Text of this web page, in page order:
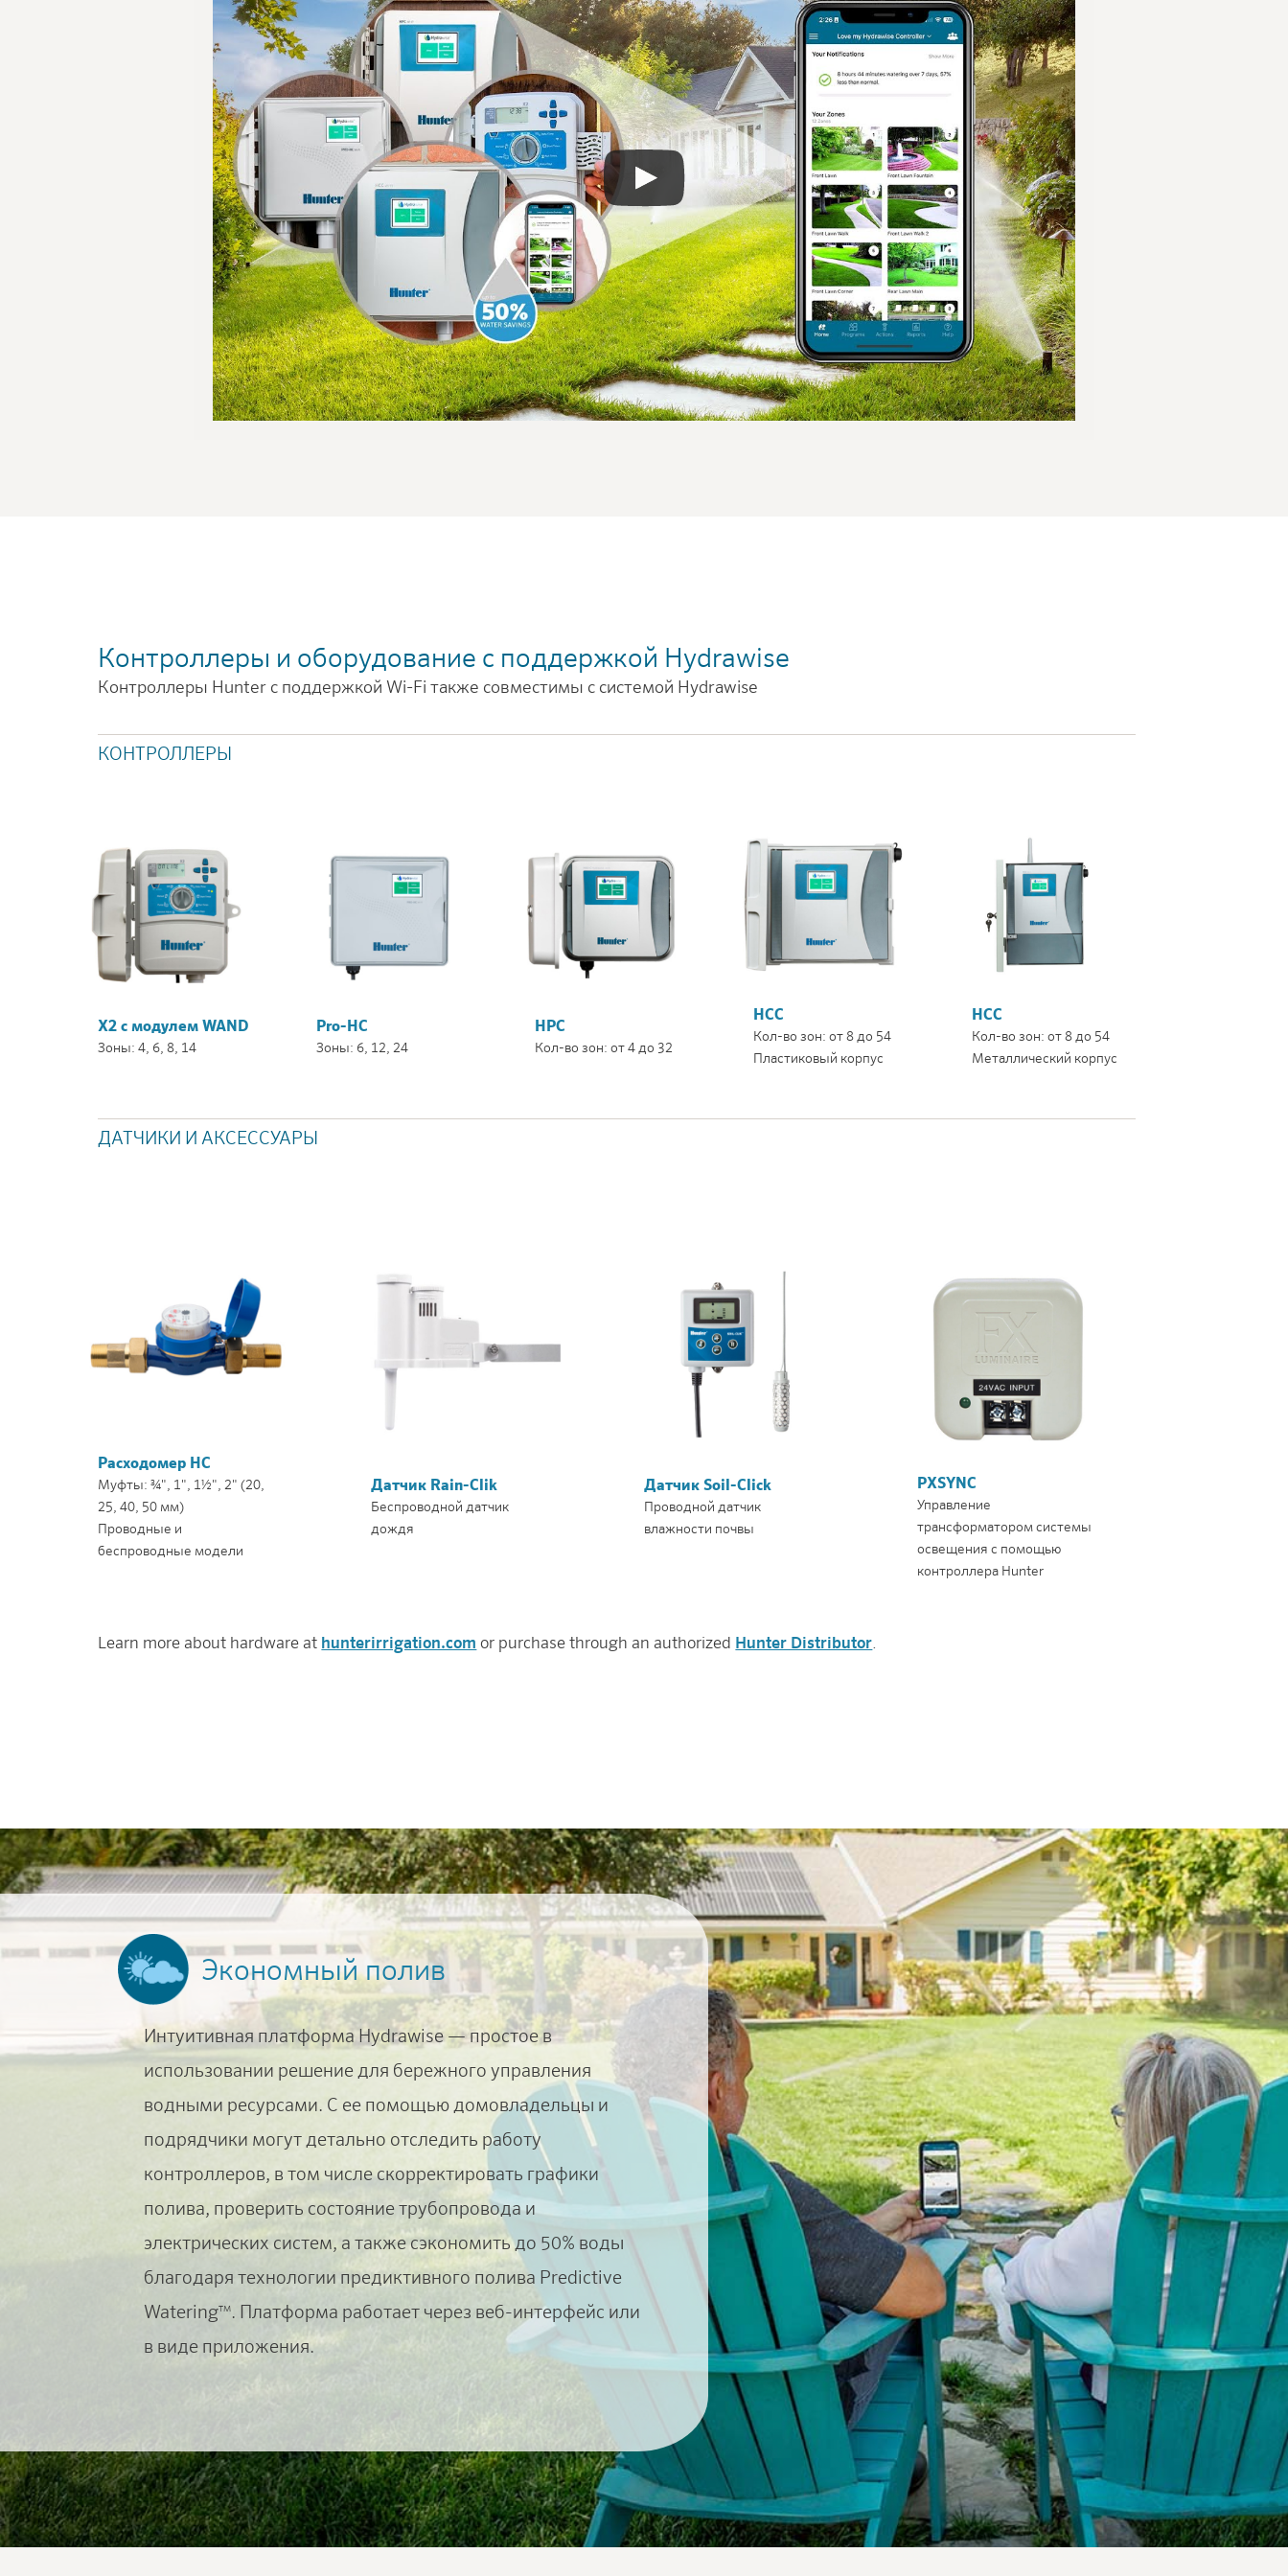
Контроллеры и оборудование с поддержкой Hydrawise
Контроллеры Hunter с поддержкой Wi-Fi также совместимы с системой Hydrawise
КОНТРОЛЛЕРЫ
X2 с модулем WAND
Зоны: 4, 6, 8, 14
Pro-HC
Зоны: 6, 12, 24
HPC
Кол-во зон: от 4 до 32
HCC
Кол-во зон: от 8 до 54
Пластиковый корпус
HCC
Кол-во зон: от 8 до 54
Металлический корпус
ДАТЧИКИ И АКСЕССУАРЫ
Расходомер HC
Муфты: ¾", 1", 1½", 2" (20,
25, 40, 50 мм)
Проводные и
беспроводные модели
Датчик Rain-Clik
Беспроводной датчик
дождя
Датчик Soil-Click
Проводной датчик
влажности почвы
PXSYNC
Управление
трансформатором системы
освещения с помощью
контроллера Hunter
Learn more about hardware at hunterirrigation.com or purchase through an authorized Hunter Distributor.
Экономный полив
Интуитивная платформа Hydrawise — простое в
использовании решение для бережного управления
водными ресурсами. С ее помощью домовладельцы и
подрядчики могут детально отследить работу
контроллеров, в том числе скорректировать графики
полива, проверить состояние трубопровода и
электрических систем, а также сэкономить до 50% воды
благодаря технологии предиктивного полива Predictive
WateringTM . Платформа работает через веб-интерфейс или
в виде приложения.